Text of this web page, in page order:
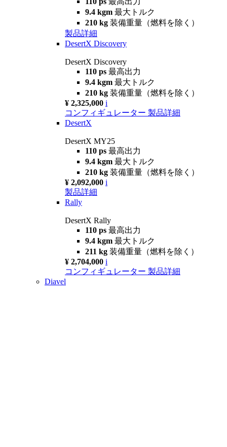
9.4 kgm 最大トルク
210 kg 装備重量（燃料を除く）
製品詳細
DesertX Discovery
DesertX Discovery
110 ps 最高出力
9.4 kgm 最大トルク
210 kg 装備重量（燃料を除く）
¥ 2,325,000 i
コンフィギュレーター 製品詳細
DesertX
DesertX MY25
110 ps 最高出力
9.4 kgm 最大トルク
210 kg 装備重量（燃料を除く）
¥ 2,092,000 i
製品詳細
Rally
DesertX Rally
110 ps 最高出力
9.4 kgm 最大トルク
211 kg 装備重量（燃料を除く）
¥ 2,704,000 i
コンフィギュレーター 製品詳細
Diavel